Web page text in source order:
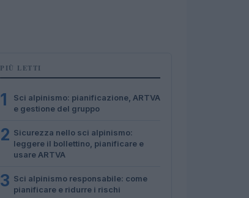
PIÙ LETTI
1
Sci alpinismo: pianificazione, ARTVA
e gestione del gruppo
2 Sicurezza nello sci alpinismo:
leggere il bollettino, pianificare e
usare ARTVA
3 Sci alpinismo responsabile: come
pianificare e ridurre i rischi